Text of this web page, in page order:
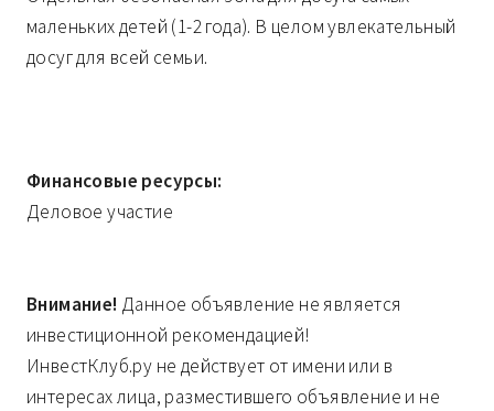
маленьких детей (1-2 года). В целом увлекательный
досуг для всей семьи.
Финансовые ресурсы:
Деловое участие
Внимание! Данное объявление не является
инвестиционной рекомендацией!
ИнвестКлуб.ру не действует от имени или в
интересах лица, разместившего объявление и не